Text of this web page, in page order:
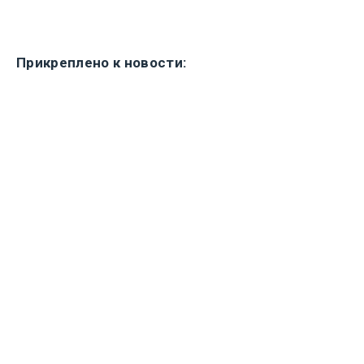
Прикреплено к новости: